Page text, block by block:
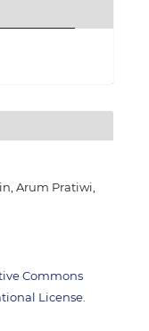
Arum Pratiwi,
Commons
License